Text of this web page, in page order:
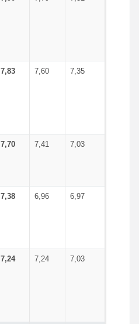
7,83 7,60 7,35
7,70 7,41 7,03
7,38 6,96 6,97
7,24 7,24 7,03